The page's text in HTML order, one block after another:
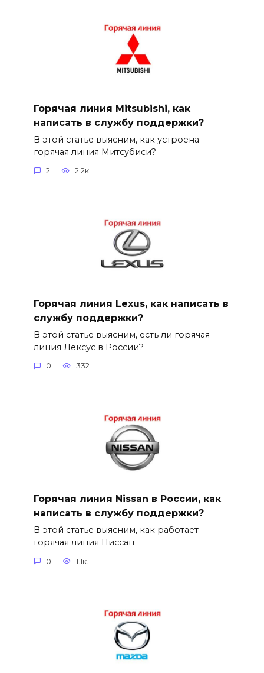
Горячая линия Mitsubishi, как
написать в службу поддержки?
В этой статье выясним, как устроена
горячая линия Митсубиси?
2 2.2к.
Горячая линия Lexus, как написать в
службу поддержки?
В этой статье выясним, есть ли горячая
линия Лексус в России?
0 332
Горячая линия Nissan в России, как
написать в службу поддержки?
В этой статье выясним, как работает
горячая линия Ниссан
0 1.1к.